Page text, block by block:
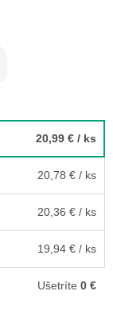
20,99 € / ks
20,78 € / ks
20,36 € / ks
19,94 € / ks
Ušetríte 0 €